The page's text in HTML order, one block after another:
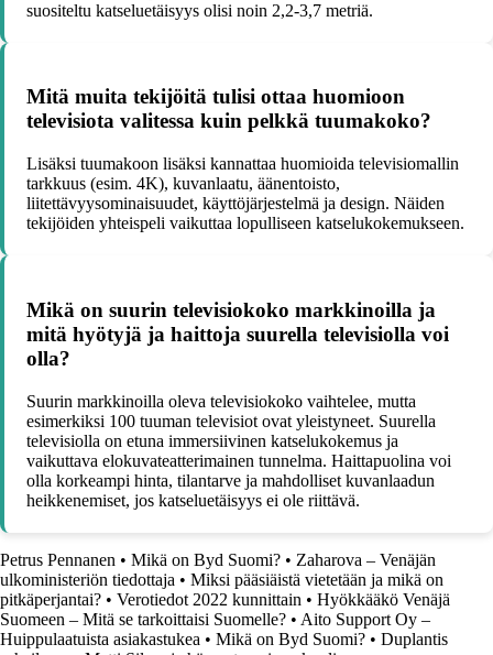
suositeltu katseluetäisyys olisi noin 2,2-3,7 metriä.
Mitä muita tekijöitä tulisi ottaa huomioon
televisiota valitessa kuin pelkkä tuumakoko?
Lisäksi tuumakoon lisäksi kannattaa huomioida televisiomallin
tarkkuus (esim. 4K), kuvanlaatu, äänentoisto,
liitettävyysominaisuudet, käyttöjärjestelmä ja design. Näiden
tekijöiden yhteispeli vaikuttaa lopulliseen katselukokemukseen.
Mikä on suurin televisiokoko markkinoilla ja
mitä hyötyjä ja haittoja suurella televisiolla voi
olla?
Suurin markkinoilla oleva televisiokoko vaihtelee, mutta
esimerkiksi 100 tuuman televisiot ovat yleistyneet. Suurella
televisiolla on etuna immersiivinen katselukokemus ja
vaikuttava elokuvateatterimainen tunnelma. Haittapuolina voi
olla korkeampi hinta, tilantarve ja mahdolliset kuvanlaadun
heikkenemiset, jos katseluetäisyys ei ole riittävä.
Petrus Pennanen • Mikä on Byd Suomi? • Zaharova – Venäjän
ulkoministeriön tiedottaja • Miksi pääsiäistä vietetään ja mikä on
pitkäperjantai? • Verotiedot 2022 kunnittain • Hyökkääkö Venäjä
Suomeen – Mitä se tarkoittaisi Suomelle? • Aito Support Oy –
Huippulaatuista asiakastukea • Mikä on Byd Suomi? • Duplantis